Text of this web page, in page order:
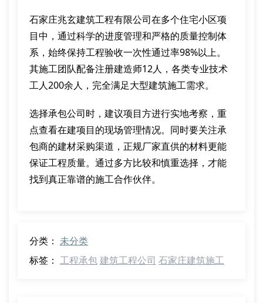
石家庄兆玄建筑工程有限公司在多个住宅小区项
目中，通过科学的进度管理和严格的质量控制体
系，始终保持工程验收一次性通过率98%以上。
其施工团队配备注册建造师12人，各类专业技术
工人200余人，完全满足大型建筑施工需求。
选择承包公司时，建议项目方进行实地考察，重
点查看在建项目的现场管理情况。同时要关注承
包商的建材采购渠道，正规厂家直供的材料更能
保证工程质量。通过多方比较和慎重选择，才能
找到真正靠谱的施工合作伙伴。
分类： 未分类
标签： 工程承包 建筑工程公司 石家庄建筑施工